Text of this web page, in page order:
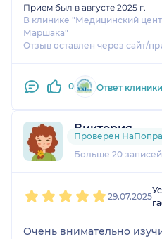
Прием был в августе 2025 г.
В клинике "Медицинский
Маршака"
Отзыв оставлен через сайт/
0 Ответ клиники
Виктория
5 отзывов
Больше 20
Проверен
29.07.2025
Очень внимательно